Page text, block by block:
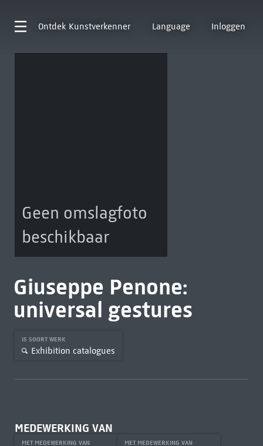
Ontdek Kunstverkenner Language Inloggen
Geen omslagfoto
beschikbaar
Giuseppe Penone:
universal gestures
IS SOORT WERK
Exhibition catalogues
MEDEWERKING VAN
MET MEDEWERKING VAN MET MEDEWERKING VAN